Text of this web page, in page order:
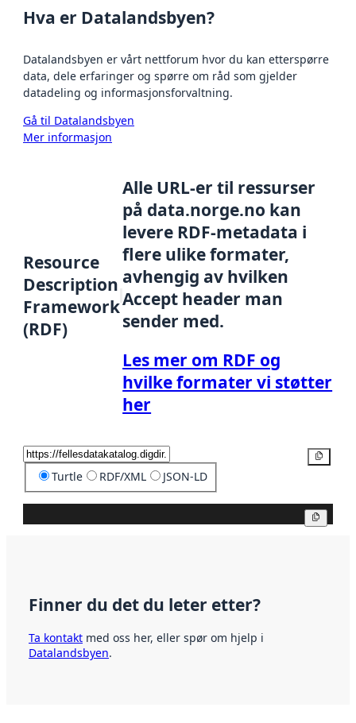
Hva er Datalandsbyen?
Datalandsbyen er vårt nettforum hvor du kan etterspørre
data, dele erfaringer og spørre om råd som gjelder
datadeling og informasjonsforvaltning.
Gå til Datalandsbyen
Mer informasjon
Resource
Description
Framework
(RDF)
Alle URL-er til ressurser
på data.norge.no kan
levere RDF-metadata i
flere ulike formater,
avhengig av hvilken
Accept header man
sender med.
Les mer om RDF og
hvilke formater vi støtter
her
Turtle RDF/XML JSON-LD
Finner du det du leter etter?
Ta kontakt med oss her, eller spør om hjelp i
Datalandsbyen.